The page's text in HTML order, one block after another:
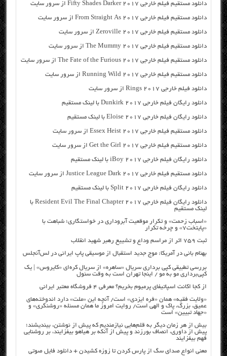
دانلود مستقیم فیلم خارجی Fifty Shades Darker 2017 از سرور سایت
دانلود مستقیم فیلم خارجی From Straight As 2017 از سرور سایت
دانلود مستقیم فیلم خارجی Zeroville 2017 از سرور سایت
دانلود مستقیم فیلم خارجی The Mummy 2017 از سرور سایت
دانلود مستقیم فیلم خارجی The Fate of the Furious 2017 از سرور سایت
دانلود مستقیم فیلم خارجی Running Wild 2017 از سرور سایت
دانلود فیلم خارجی Rings 2017 از سرور سایت
دانلود رایگان فیلم خارجی Dunkirk 2017 با لینک مستقیم
دانلود رایگان فیلم خارجی Eloise 2017 با لینک مستقیم
دانلود مستقیم فیلم خارجی Essex Heist 2017 از سرور سایت
دانلود مستقیم فیلم خارجی Get the Girl 2017 از سرور سایت
دانلود رایگان فیلم خارجی iBoy 2017 با لینک مستقیم
دانلود مستقیم فیلم خارجی Justice League Dark 2017 از سرور سایت
دانلود رایگان فیلم خارجی Split 2017 با لینک مستقیم
دانلود رایگان فیلم خارجی Resident Evil The Final Chapter 2017 با
لینک مستقیم
«اسباب زحمت» و تکرار موقعیت آبروداری در خواستگاری؛ شباهت با
«پایتخت۷» و چرخه تکرار
ثبت ۷۵۹ اثر از مراسم وداع و تشییع رهبر شهید انقلاب
بهنام بانی در آمریکا: موج جدید استقبال از موسیقی پاپ ایرانی در لس‌آنجلس
بررسی تطبیقی کپی برداری سریال «ساهره» از سریال کره‌ای «کایروس» | یک
کپی‌برداری مو به مو / اینجا تهران است به وقت سئول
از کجا اکانت اسپاتیفای پرمیوم بخریم؟ معرفی ۴ فروشگاه معتبر ایرانی
«ولایت فقیه» همان «فره ایزدی» است/ آنچه این «ملت» دارد اندوخته‌های
عمیق، بزرگ، پاک و الهی است/ روایت امروز ما همان مسئله «روشنگری» و
«جهاد تبیین» است
بیش از هر زمان دیگر به قلم‌هایی نیازمندیم که پیش از نوشتن، بیندیشند؛
پیش از داوری، انصاف بورزند و پیش از آنکه بر هیاهو بیفزایند، بر روشنایی
فهم بیفزایند
معنی انواع صدای سگ از پارس کردن تا زوزه کشیدن + دانلود فایل صوتی